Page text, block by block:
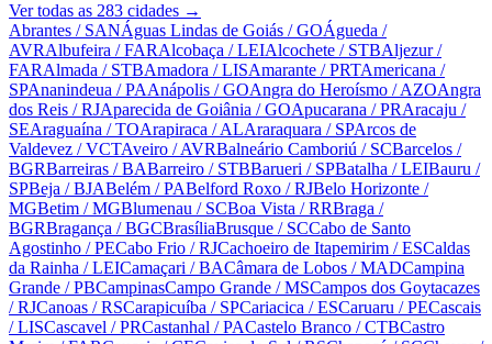
Ver todas as 283 cidades →
Abrantes / SANÁguas Lindas de Goiás / GOÁgueda /
AVRAlbufeira / FARAlcobaça / LEIAlcochete / STBAljezur/
FARAlmada / STBAmadora / LISAmarante / PRTAmericana /
SPAnanindeua / PAAnápolis / GOAngra do Heroísmo / AZOAngra
dos Reis / RJAparecida de Goiânia / GOApucarana / PRAracaju /
SEAraguaína / TOArapiraca / ALAraraquara / SPArcos de
Valdevez / VCTAveiro / AVRBalneário Camboriú / SCBarcelos /
BGRBarreiras / BABarreiro / STBBarueri / SPBatalha / LEIBauru /
SPBeja / BJABelém / PABelford Roxo / RJBelo Horizonte /
MGBetim / MGBlumenau / SCBoa Vista / RRBraga /
BGRBragança / BGCBrasíliaBrusque / SCCabo de Santo
Agostinho / PECabo Frio / RJCachoeiro de Itapemirim / ESCaldas
da Rainha / LEICamaçari / BACâmara de Lobos / MADCampina
Grande / PBCampinasCampo Grande / MSCampos dos Goytacazes
/ RJCanoas / RSCarapicuíba / SPCariacica / ESCaruaru / PECascais
/ LISCascavel / PRCastanhal / PACastelo Branco / CTBCastro